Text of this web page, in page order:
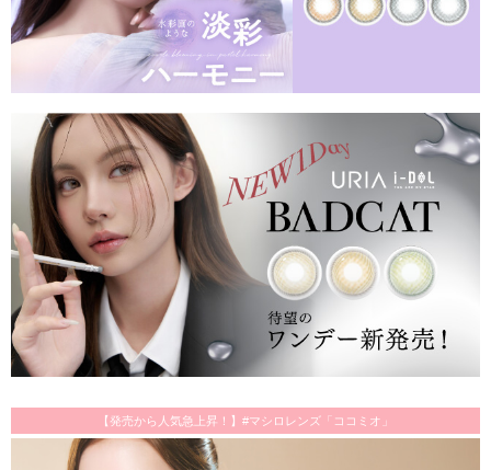
【発売から人気急上昇！】#マシロレンズ「ココミオ」